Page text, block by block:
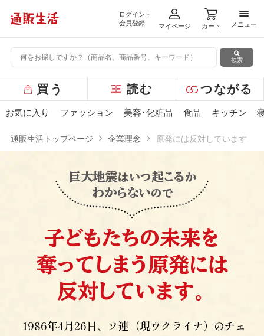
ログイン・
会員登録
マイページ カート
メニ
メニュー
検索
ー
バ
買う 読む つながる
お気に入り ファッション 美容･化粧品 食品 キッチン
通販生活トップページ 企業理念 原発には反対しています
巨大地震はいつ起こるか
わからないので
子どもたちの未来を
奪ってしまう 原発には
反対しています。
1986年4月26日、ソ連（現ウクライナ）のチェ